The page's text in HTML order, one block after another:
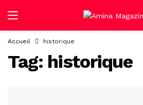
Accueil historique
Tag: historique